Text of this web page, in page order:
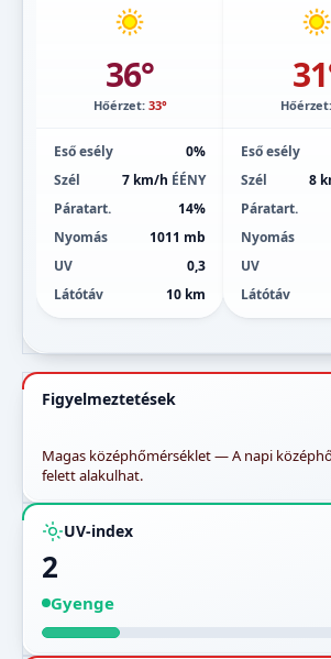
36°
Hőérzet: 33°
Eső esély
0%
Szél
7 km/h ÉÉNY
Páratart.
14%
Nyomás
1011 mb
UV
0,3
Látótáv
10 km
Hőérzet:
Eső esély
Szél
8
Páratart.
Nyomás
UV
Látótáv
Figyelmeztetések
Magas középhőmérséklet — A napi
felett alakulhat.
UV-index
2
Gyenge